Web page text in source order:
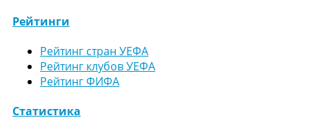
Рейтинги
Рейтинг стран УЕФА
Рейтинг клубов УЕФА
Рейтинг ФИФА
Статистика